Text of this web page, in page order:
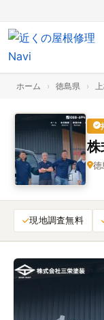
ホーム › 徳島県 ›
株
徳
現地調査無料